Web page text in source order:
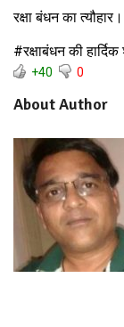
रक्षा बंधन का
#रक्षाबंधन की
+40 0
About Author